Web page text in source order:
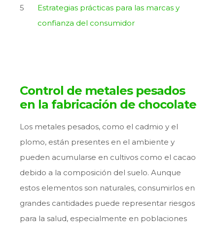
Estrategias prácticas para las marcas y
confianza del consumidor
Control de metales pesados
en la fabricación de chocolate
Los metales pesados, como el cadmio y el
plomo, están presentes en el ambiente y
pueden acumularse en cultivos como el cacao
debido a la composición del suelo. Aunque
estos elementos son naturales, consumirlos en
grandes cantidades puede representar riesgos
para la salud, especialmente en poblaciones